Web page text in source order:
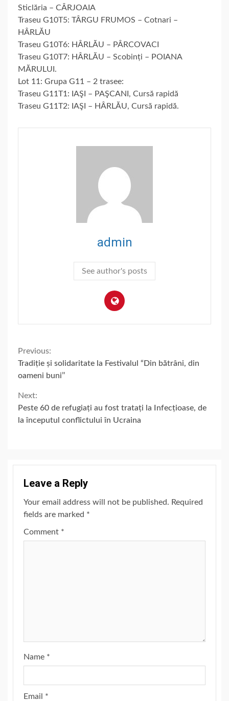
Sticlăria – CÂRJOAIA
Traseu G10T5: TÂRGU FRUMOS – Cotnari –
HÂRLĂU
Traseu G10T6: HÂRLĂU – PÂRCOVACI
Traseu G10T7: HÂRLĂU – Scobinți – POIANA
MĂRULUI.
Lot 11: Grupa G11 – 2 trasee:
Traseu G11T1: IAŞI – PAŞCANI, Cursă rapidă
Traseu G11T2: IAŞI – HÂRLĂU, Cursă rapidă.
admin
See author's posts
Continue
Reading
Previous:
Tradiție și solidaritate la Festivalul “Din bătrâni, din
oameni buni’’
Next:
Peste 60 de refugiați au fost tratați la Infecțioase, de
la începutul conflictului în Ucraina
Leave a Reply
Your email address will not be published. Required
fields are marked *
Comment *
Name *
Email *